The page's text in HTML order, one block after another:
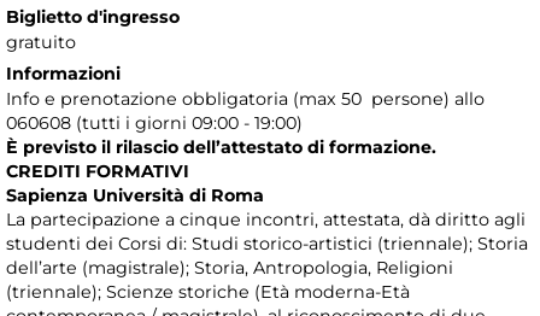
Biglietto d'ingresso
gratuito
Informazioni
Info e prenotazione obbligatoria (max 50 persone) allo
060608 (tutti i giorni 09:00 - 19:00)
È previsto il rilascio dell’attestato di formazione.
CREDITI FORMATIVI
Sapienza Università di Roma
La partecipazione a cinque incontri, attestata, dà diritto agli
studenti dei Corsi di: Studi storico-artistici (triennale); Storia
dell’arte (magistrale); Storia, Antropologia, Religioni
(triennale); Scienze storiche (Età moderna-Età